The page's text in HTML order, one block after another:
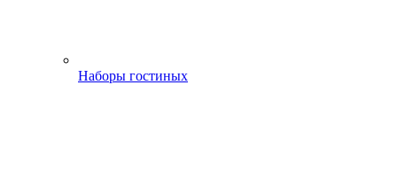
Наборы гостиных